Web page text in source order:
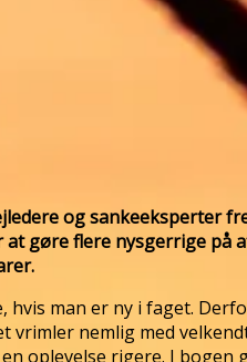
og sankeeksperter
gøre flere nysgerrige på
man er ny i faget.
nemlig med
oplevelse rigere. I bogen